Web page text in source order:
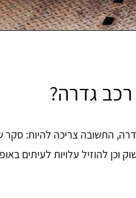
רכב גדרה?
התשובה צריכה להיות:
להוזיל עלויות לעיתים